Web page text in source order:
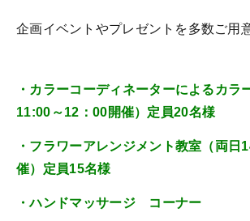
企画イベントやプレゼントを多数ご用
・ カラーコーディネーターによるカラ
11:00～12：00開催）定員20名様
・フラワーアレンジメント教室（両日
催）定員15名様
・ハンドマッサージ コーナー